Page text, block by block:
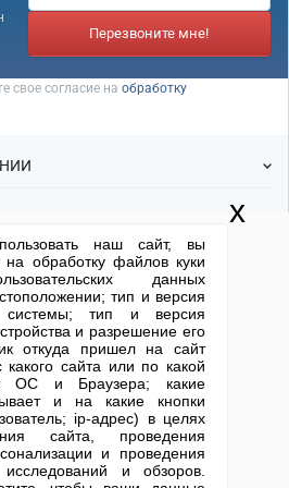
Перезвоните мне!
свое согласие на обработку
mail@1-urist.ru
Спросить у юриста
Письмо директоруКарта сайта
наш сайт, вы
на обработку файлов куки
данных
тип и версия
системы; тип и версия
и разрешение его
откуда пришел на сайт
какого сайта или по какой
ОС и Браузера; какие
и на какие кнопки
ip-адрес) в целях
сайта, проведения
и проведения
исследований и обзоров.
x